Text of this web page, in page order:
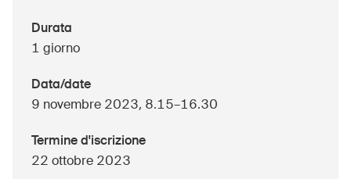
UPI – chi siamo
Media
Politica
Sinus Plus
Campagne
Durata
1 giorno
Data/date
9 novembre 2023, 8.15–16.30
Termine d'iscrizione
22 ottobre 2023